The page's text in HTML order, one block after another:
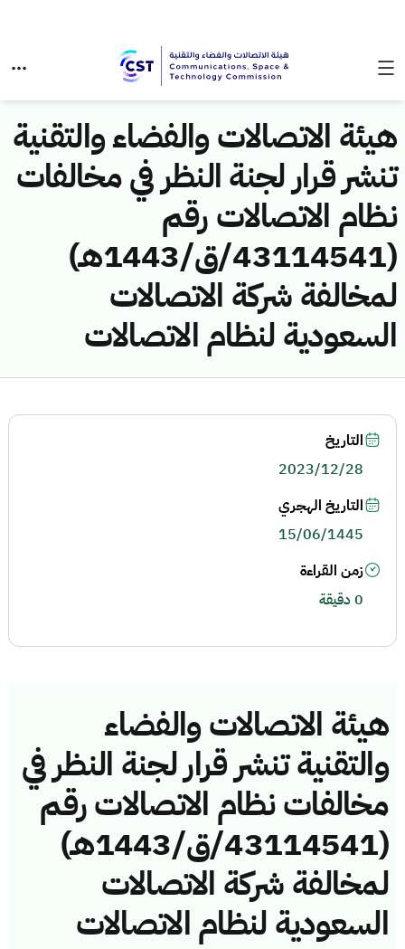
هيئة الاتصالات والفضاء والتقنية
تنشر قرار لجنة النظر في مخالفات
نظام الاتصالات رقم
(43114541/ق/1443هـ)
لمخالفة شركة الاتصالات
السعودية لنظام الاتصالات
هيئة الاتصالات والفضاء
والتقنية تنشر قرار لجنة النظر في
مخالفات نظام الاتصالات رقم
(43114541/ق/1443هـ)
لمخالفة شركة الاتصالات
السعودية لنظام الاتصالات
التاريخ
2023/12/28
التاريخ الهجري
15/06/1445
زمن القراءة
0 دقيقة